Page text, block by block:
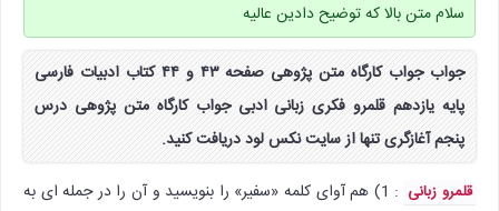
سلام متن بالا که توضیح دادین عالیه
جواب جواب کارگاه متن پژوهی صفحه ۴۳ و ۴۴ کتاب ادبیات فارسی
پایه یازدهم قلمرو فکری زبانی ادبی جواب کارگاه متن پژوهی درس
پنجم آغازگری تنها از سایت نکس لود دریافت کنید.
قلمرو زبانی
: 1) هم آوای کلمه «سفیر» را بنویسید و آن را در جمله ای به